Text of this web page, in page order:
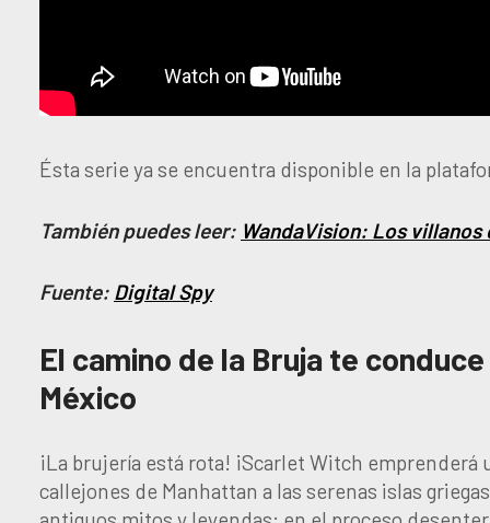
Ésta serie ya se encuentra disponible en la
También puedes leer: WandaVision: Los villanos
Fuente: Digital Spy
El camino de la Bruja te
México
¡La brujería está rota! ¡Scarlet Witch
callejones de Manhattan a las serenas islas